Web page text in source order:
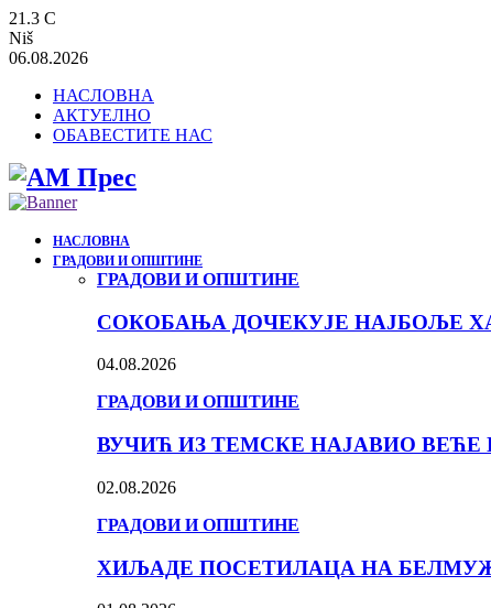
21.3 C
Niš
06.08.2026
НАСЛОВНА
АКТУЕЛНО
ОБАВЕСТИТЕ НАС
НАСЛОВНА
ГРАДОВИ И ОПШТИНЕ
ГРАДОВИ И ОПШТИНЕ
СОКОБАЊА ДОЧЕКУЈЕ НАЈБОЉЕ
04.08.2026
ГРАДОВИ И ОПШТИНЕ
ВУЧИЋ ИЗ ТЕМСКЕ НАЈАВИО
02.08.2026
ГРАДОВИ И ОПШТИНЕ
ХИЉАДЕ ПОСЕТИЛАЦА НА